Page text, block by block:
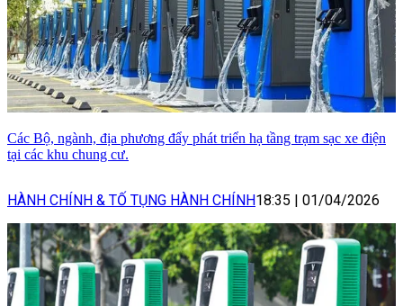
Các Bộ, ngành, địa phương đẩy phát triển hạ tầng trạm sạc xe điện
tại các khu chung cư.
HÀNH CHÍNH & TỐ TỤNG HÀNH CHÍNH18:35 | 01/04/2026